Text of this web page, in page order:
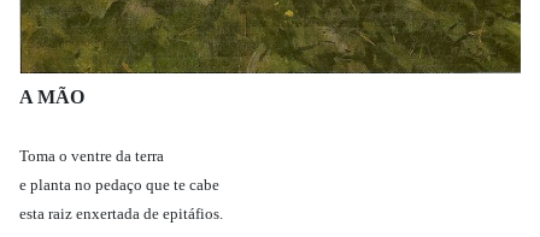
A MÃO
Toma o ventre da terra
e planta no pedaço que te cabe
esta raiz enxertada de epitáfios.